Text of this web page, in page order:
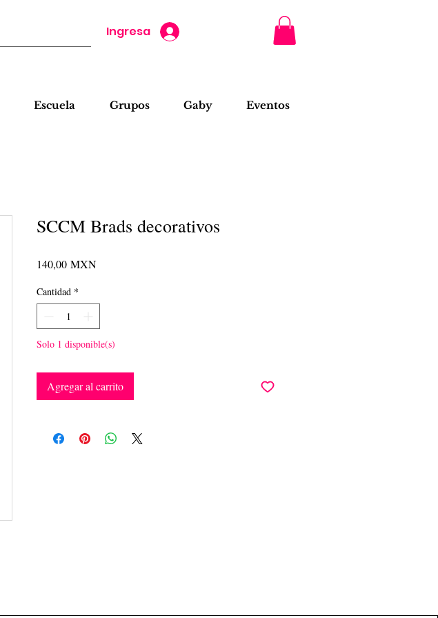
Ingresa
Escuela Grupos Gaby Eventos
SCCM Brads decorativos
140,00 MXNPrecio
Cantidad *
Solo 1 disponible(s)
Agregar al carrito